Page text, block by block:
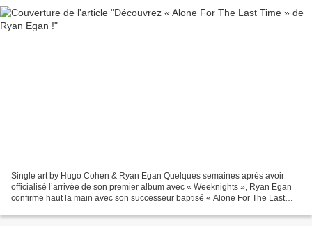
Single art by Hugo Cohen & Ryan Egan Quelques semaines après avoir
officialisé l’arrivée de son premier album avec « Weeknights », Ryan Egan
confirme haut la main avec son successeur baptisé « Alone For The Last